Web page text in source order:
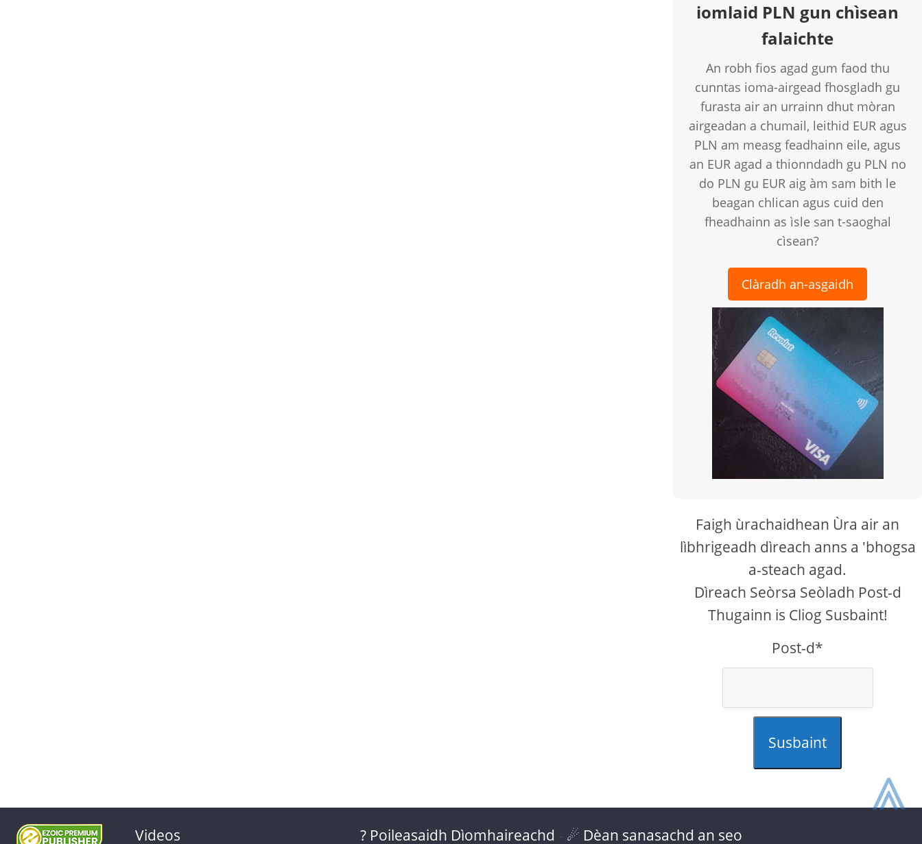
iomlaid PLN gun chìsean
falaichte
An robh fios agad gum faod thu
cunntas ioma-airgead fhosgladh gu
furasta air an urrainn dhut mòran
airgeadan a chumail, leithid EUR agus
PLN am measg feadhainn eile, agus
an EUR agad a thionndadh gu PLN no
do PLN gu EUR aig àm sam bith le
beagan chlican agus cuid den
fheadhainn as ìsle san t-saoghal
cìsean?
Clàradh an-asgaidh
Faigh ùrachaidhean Ùra air an
lìbhrigeadh dìreach anns a 'bhogsa
a-steach agad.
Dìreach Seòrsa Seòladh Post-d
Thugainn is Cliog Susbaint!
Post-d*
Susbaint
Videos ? Poileasaidh Dìomhaireachd ☄ Dèan sanasachd an seo
⩓